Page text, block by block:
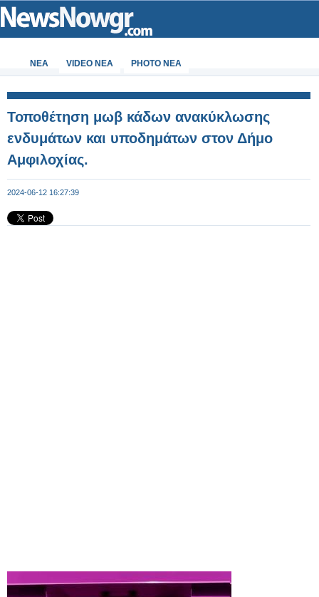
ΝΕΑ VIDEO NEA PHOTO NEA
Τοποθέτηση μωβ κάδων ανακύκλωσης
ενδυμάτων και υποδημάτων στον Δήμο
Αμφιλοχίας.
2024-06-12 16:27:39